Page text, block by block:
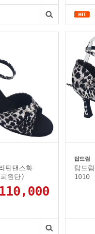
틴댄스화
원단)
110,000
탑드림
탑드
1010